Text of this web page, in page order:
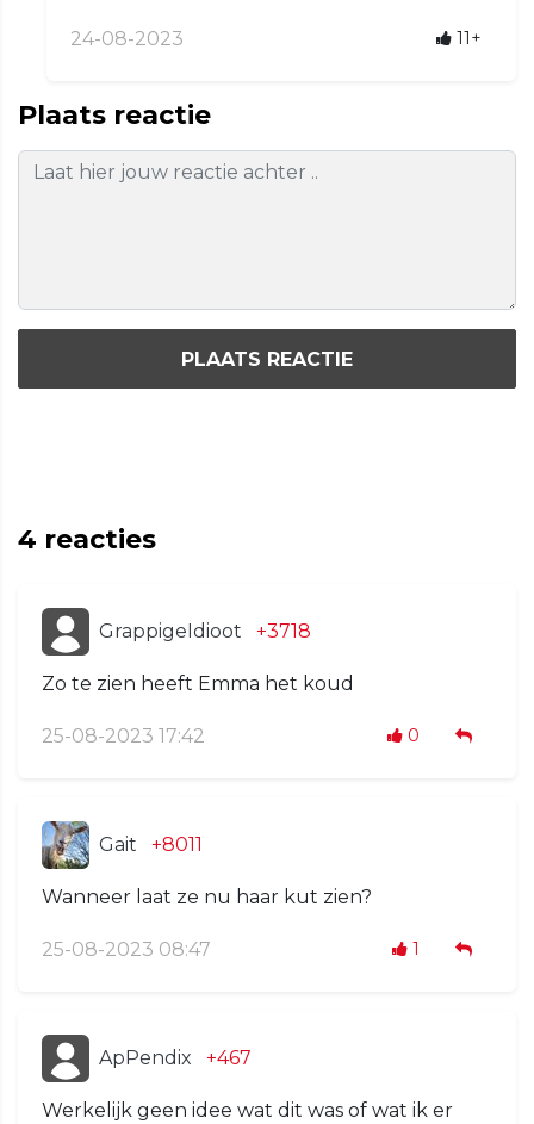
24-08-2023 11+
Plaats reactie
PLAATS REACTIE
4 reacties
GrappigeIdioot +3718
Zo te zien heeft Emma het koud
25-08-2023 17:42 0
Gait +8011
Wanneer laat ze nu haar kut zien?
25-08-2023 08:47 1
ApPendix +467
Werkelijk geen idee wat dit was of wat ik er